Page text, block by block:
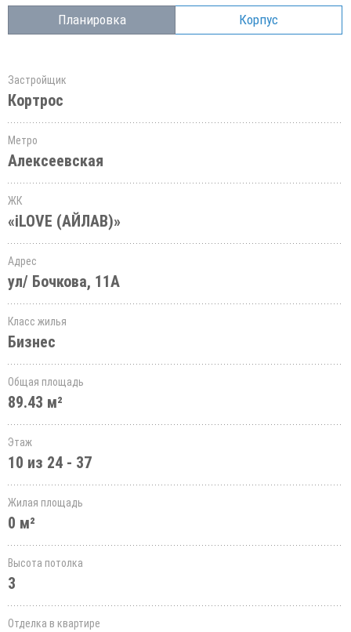
Планировка Корпус
Застройщик
Кортрос
Метро
Алексеевская
ЖК
«iLOVE (АЙЛАВ)»
Адрес
ул/ Бочкова, 11А
Класс жилья
Бизнес
Общая площадь
89.43 м²
Этаж
10 из 24 - 37
Жилая площадь
0 м²
Высота потолка
3
Отделка в квартире